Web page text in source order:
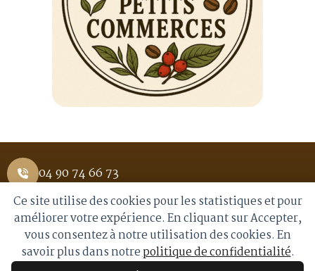
04 90 74 66 73
1 Place Saint Pierre 84400 APT
info@royalmoka.fr
Ce site utilise des cookies pour les statistiques et pour
améliorer votre expérience. En cliquant sur Accepter,
vous consentez à notre utilisation des cookies. En
savoir plus dans notrepolitique de confidentialité.